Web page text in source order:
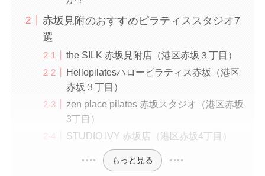
赤坂見附のおすすめピラティススタジオ7
選
the SILK 赤坂見附店（港区赤坂３丁目）
Hellopilatesハローピラティス赤坂（港区
赤坂３丁目）
zen place pilates 赤坂スタジオ（港区赤坂
3丁目）
STUDIO IVY 赤坂店（港区赤坂4丁目）
もっと見る